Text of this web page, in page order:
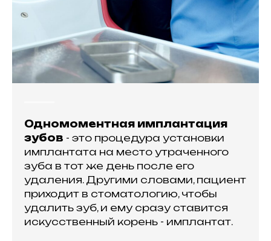
Одномоментная имплантация
зубов - это процедура установки
имплантата на место утраченного
зуба в тот же день после его
удаления. Другими словами, пациент
приходит в стоматологию, чтобы
удалить зуб, и ему сразу ставится
искусственный корень - имплантат.